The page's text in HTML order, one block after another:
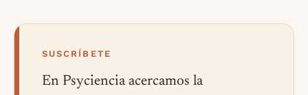
SUSCRÍBETE
En Psyciencia acercamos la